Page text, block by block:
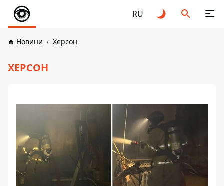
RU
Новини Херсон
ХЕРСОН